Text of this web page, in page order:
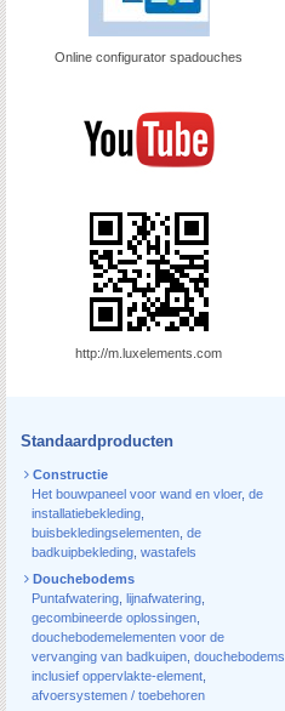
Online configurator spadouches
http://m.luxelements.com
Standaardproducten
Constructie
Het bouwpaneel voor wand en vloer, de
installatiebekleding
buisbekledingselementen de
badkuipbekleding wastafels
Douchebodems
Puntafwatering lijnafwatering
gecombineerde oplossingen
douchebodemelementen voor de
vervanging van badkuipen douchebodems
inclusief oppervlakte-element
afvoersystemen / toebehoren